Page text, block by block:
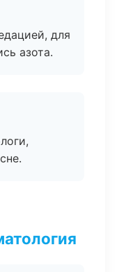
для
азота.